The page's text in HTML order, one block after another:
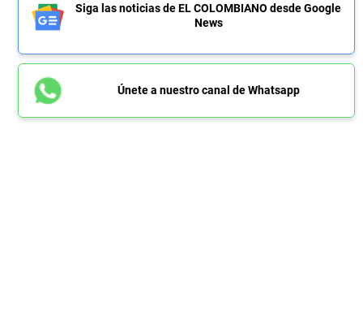
Siga las noticias de EL COLOMBIANO desde Google
News
Únete a nuestro canal de Whatsapp